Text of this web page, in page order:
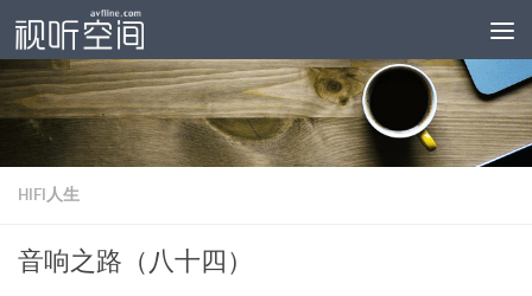
跳至内容
HIFI人生
音响之路（八十四）